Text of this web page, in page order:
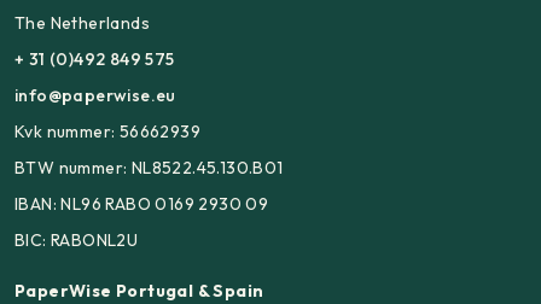
The Netherlands
+ 31 (0)492 849 575
info@paperwise.eu
Kvk nummer: 56662939
BTW nummer: NL8522.45.130.B01
IBAN: NL96 RABO 0169 2930 09
BIC: RABONL2U
PaperWise Portugal & Spain